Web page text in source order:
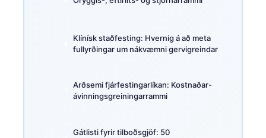
Klínísk staðfesting: Hvernig á að meta
fullyrðingar um nákvæmni gervigreindar
Arðsemi fjárfestingarlíkan: Kostnaðar-
ávinningsgreiningarrammi
Gátlisti fyrir tilboðsgjöf: 50